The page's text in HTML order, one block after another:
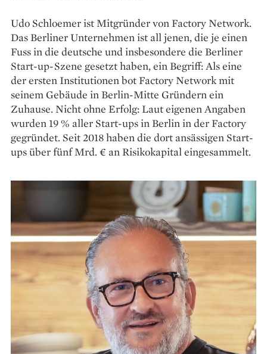
Udo Schloemer ist Mitgründer von Factory Network.
Das Berliner Unternehmen ist all jenen, die je einen
Fuss in die deutsche und insbesondere die Berliner
Start-up-Szene gesetzt haben, ein Begriff: Als eine
der ersten Institutionen bot Factory Network mit
seinem Gebäude in Berlin-Mitte Gründern ein
Zuhause. Nicht ohne Erfolg: Laut eigenen Angaben
wurden 19 % aller Start-ups in Berlin in der Factory
gegründet. Seit 2018 haben die dort ansässigen Start-
ups über fünf Mrd. € an Risikokapital eingesammelt.